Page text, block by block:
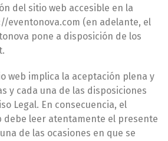
del sitio web accesible en la
eventonova.com (en adelante, el
pone a disposición de los
web implica la aceptación plena y
y cada una de las disposiciones
Legal. En consecuencia, el
debe leer atentamente el presente
de las ocasiones en que se